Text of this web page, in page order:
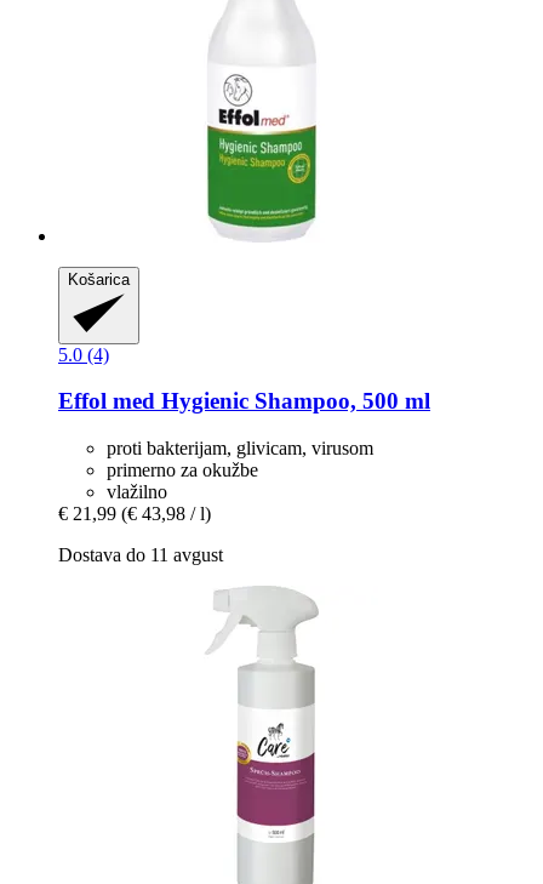
Košarica
5.0 (4)
Effol med Hygienic Shampoo, 500 ml
proti bakterijam, glivicam, virusom
primerno za okužbe
vlažilno
€ 21,99 (€ 43,98 / l)
Dostava do 11 avgust